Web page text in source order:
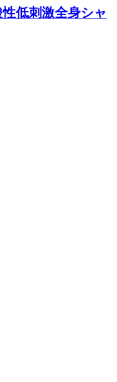
低刺激全身シャ